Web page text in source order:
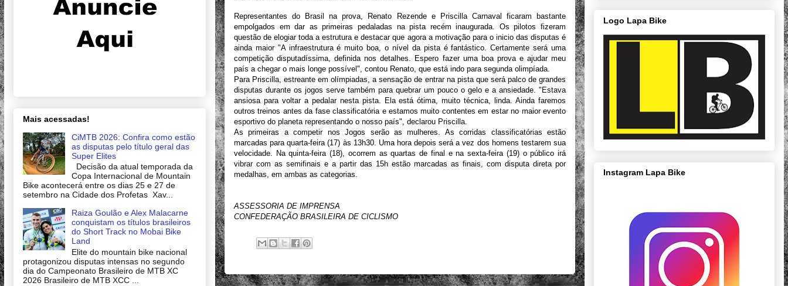
Representantes do Brasil na prova, Renato Rezende e Priscilla Carnaval ficaram bastante
empolgados em dar as primeiras pedaladas na pista recém inaugurada. Os pilotos fizeram
questão de elogiar toda a estrutura e destacar que agora a motivação para o inicio das disputas é
ainda maior "A infraestrutura é muito boa, o nível da pista é fantástico. Certamente será uma
competição disputadíssima, definida nos detalhes. Espero fazer uma boa prova e ajudar meu
país a chegar o mais longe possível", contou Renato, que está indo para segunda olimpíada.
Para Priscilla, estreante em olímpiadas, a sensação de entrar na pista que será palco de grandes
disputas durante os jogos serve também para quebrar um pouco o gelo e a ansiedade. "Estava
ansiosa para voltar a pedalar nesta pista. Ela está ótima, muito técnica, linda. Ainda faremos
outros treinos antes da fase classificatória e estamos muito contentes em estar no maior evento
esportivo do planeta representando o nosso país", declarou Priscilla.
As primeiras a competir nos Jogos serão as mulheres. As corridas classificatórias estão
marcadas para quarta-feira (17) às 13h30. Uma hora depois será a vez dos homens testarem sua
velocidade. Na quinta-feira (18), ocorrem as quartas de final e na sexta-feira (19) o público irá
vibrar com as semifinais e a partir das 15h estão marcadas as finais, com disputa direta por
medalhas, em ambas as categorias.
ASSESSORIA DE IMPRENSA
CONFEDERAÇÃO BRASILEIRA DE CICLISMO
Mais acessadas!
CiMTB 2026: Confira como estão
as disputas pelo título geral das
Super Elites
Decisão da atual temporada da
Copa Internacional de Mountain
Bike acontecerá entre os dias 25 e 27 de
setembro na Cidade dos Profetas Xav...
Raiza Goulão e Alex Malacarne
conquistam os títulos brasileiros
do Short Track no Mobai Bike
Land
Elite do mountain bike nacional
protagonizou disputas intensas no segundo
dia do Campeonato Brasileiro de MTB XC
2026 Brasileiro de MTB XCC ...
Logo Lapa Bike
Instagram Lapa Bike